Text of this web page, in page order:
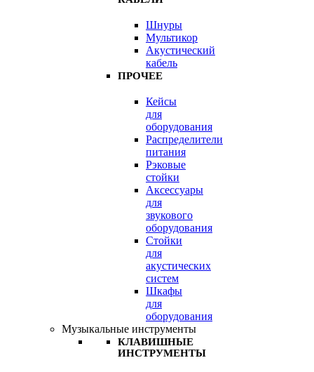
Шнуры
Мультикор
Акустический
кабель
ПРОЧЕЕ
Кейсы
для
оборудования
Распределители
питания
Рэковые
стойки
Аксессуары
для
звукового
оборудования
Стойки
для
акустических
систем
Шкафы
для
оборудования
Музыкальные инструменты
КЛАВИШНЫЕ
ИНСТРУМЕНТЫ